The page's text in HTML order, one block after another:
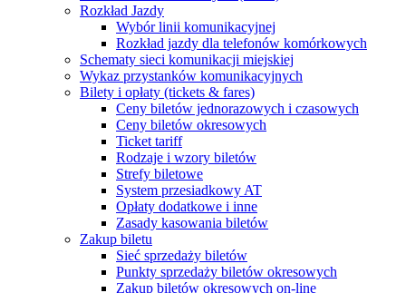
Rozkład Jazdy
Wybór linii komunikacyjnej
Rozkład jazdy dla telefonów komórkowych
Schematy sieci komunikacji miejskiej
Wykaz przystanków komunikacyjnych
Bilety i opłaty (tickets & fares)
Ceny biletów jednorazowych i czasowych
Ceny biletów okresowych
Ticket tariff
Rodzaje i wzory biletów
Strefy biletowe
System przesiadkowy AT
Opłaty dodatkowe i inne
Zasady kasowania biletów
Zakup biletu
Sieć sprzedaży biletów
Punkty sprzedaży biletów okresowych
Zakup biletów okresowych on-line